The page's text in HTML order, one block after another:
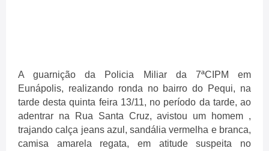
A guarnição da Policia Miliar da 7ªCIPM em
Eunápolis, realizando ronda no bairro do Pequi, na
tarde desta quinta feira 13/11, no período da tarde, ao
adentrar na Rua Santa Cruz, avistou um homem ,
trajando calça jeans azul, sandália vermelha e branca,
camisa amarela regata, em atitude suspeita no